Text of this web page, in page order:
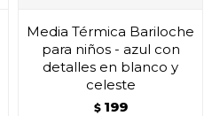
Media Térmica Bariloche
para niños - azul con
detalles en blanco y
celeste
$ 199